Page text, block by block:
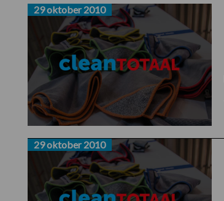
29 oktober 2010
29 oktober 2010